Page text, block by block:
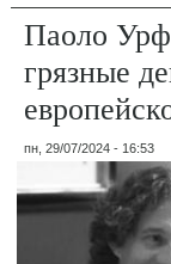
Паоло
грязные
пн, 29/07/2024 - 16:53